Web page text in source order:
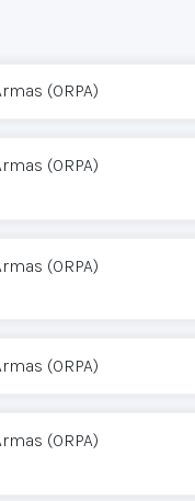
(ORPA)
(ORPA)
(ORPA)
(ORPA)
(ORPA)